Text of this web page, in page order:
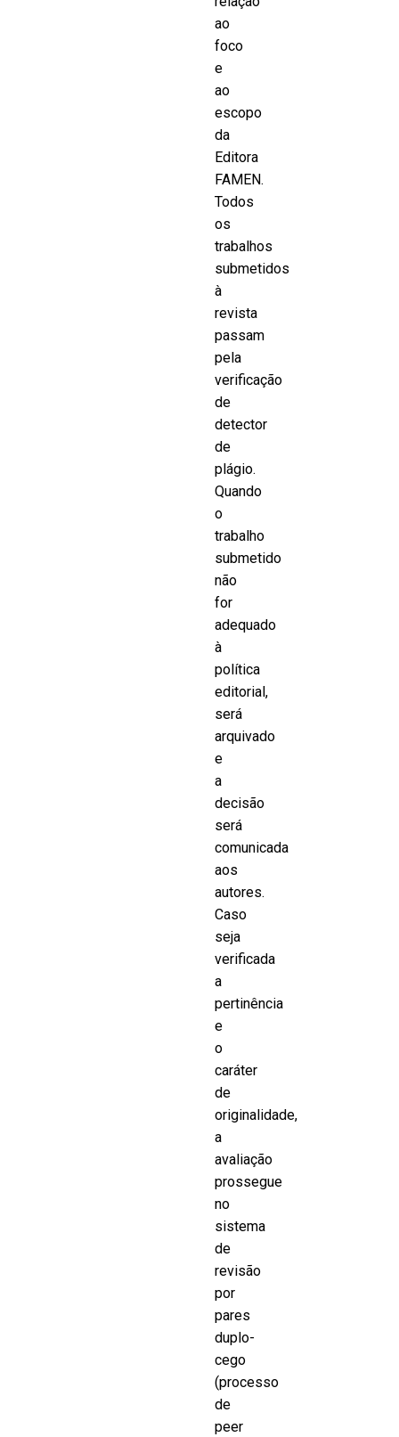
ao
foco
e
ao
escopo
da
Editora
FAMEN.
Todos
os
trabalhos
submetidos
à
revista
passam
pela
verificação
de
detector
de
plágio.
Quando
o
trabalho
submetido
não
for
adequado
à
política
editorial,
será
arquivado
e
a
decisão
será
comunicada
aos
autores.
Caso
seja
verificada
a
pertinência
e
o
caráter
de
originalidade,
a
avaliação
prossegue
no
sistema
de
revisão
por
pares
duplo-
cego
(processo
de
peer